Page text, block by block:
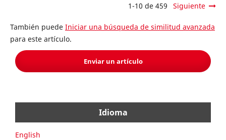
1-10 de 459 Siguiente
También puede Iniciar una búsqueda de similitud avanzada
para este artículo.
Enviar un artículo
Idioma
English